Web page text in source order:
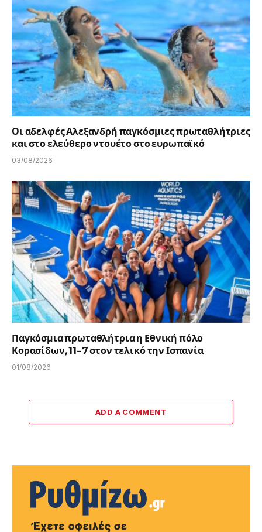
Οι αδελφές Αλεξανδρή παγκόσμιες πρωταθλήτριες
και στο ελεύθερο ντουέτο στο ευρωπαϊκό
03/08/2026
Παγκόσμια πρωταθλήτρια η Εθνική πόλο
Κορασίδων, 11-7 στον τελικό την Ισπανία
01/08/2026
ADD A COMMENT